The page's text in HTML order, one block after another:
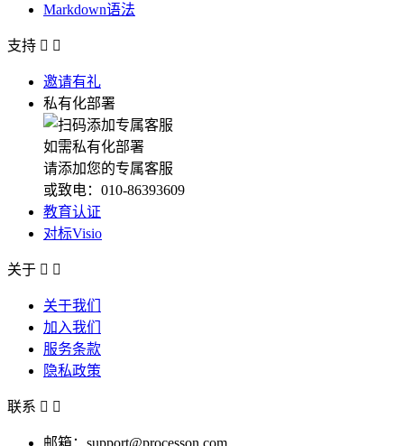
Markdown语法
支持  
邀请有礼
私有化部署
如需私有化部署
请添加您的专属客服
或致电：010-86393609
教育认证
对标Visio
关于  
关于我们
加入我们
服务条款
隐私政策
联系  
邮箱：support@processon.com